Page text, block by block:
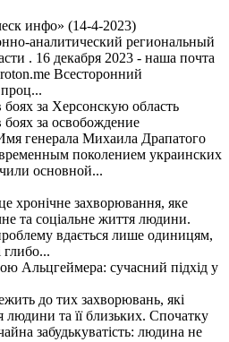
инфо» (14-4-2023)
аналитический региональный
. 16 декабря 2023 - наша почта
Всесторонний
за Херсонскую область
за освобождение
генерала Михаила Драпатого
поколением украинских
основной...
хронічне захворювання, яке
та соціальне життя людини.
вдається лише одиницям,
глибо...
Альцгеймера: сучасний підхід у
до тих захворювань, які
та її близьких. Спочатку
забудькуватість: людина не